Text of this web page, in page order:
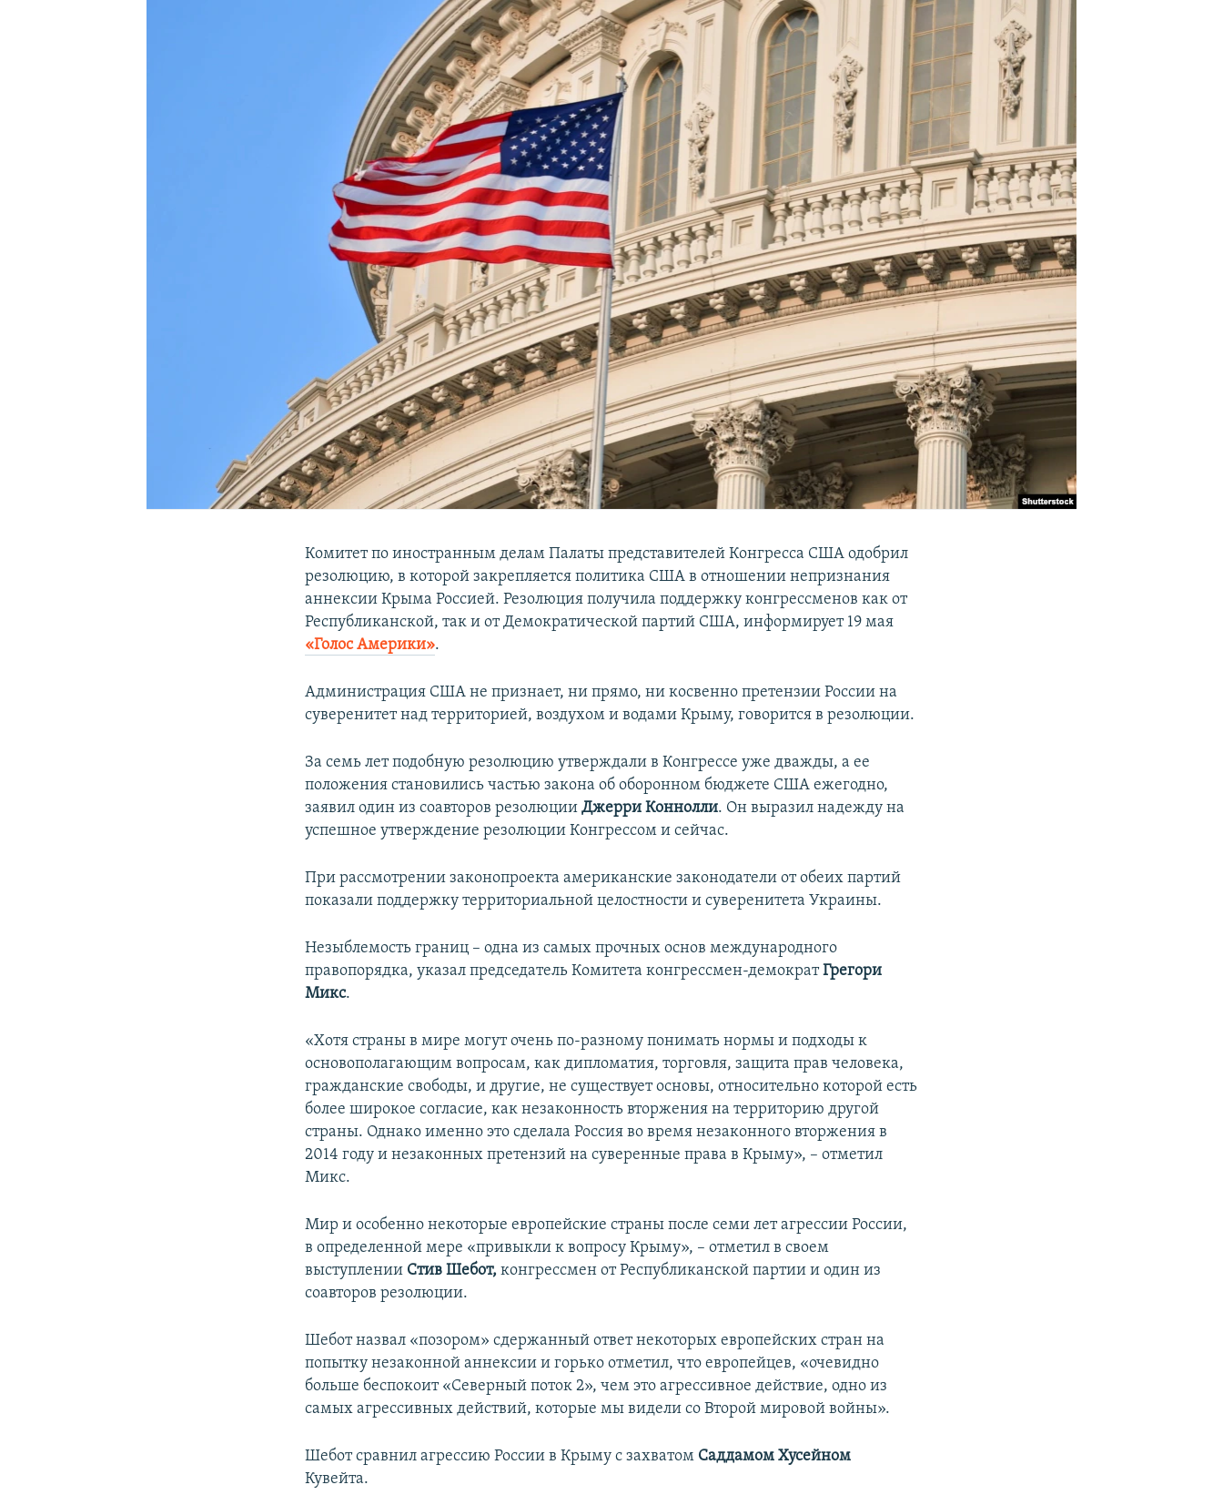
Комитет по иностранным делам Палаты представителей Конгресса США одобрил
резолюцию, в которой закрепляется политика США в отношении непризнания
аннексии Крыма Россией. Резолюция получила поддержку конгрессменов как от
Республиканской, так и от Демократической партий США, информирует 19 мая
«Голос Америки».
Администрация США не признает, ни прямо, ни косвенно претензии России на
суверенитет над территорией, воздухом и водами Крыму, говорится в резолюции.
За семь лет подобную резолюцию утверждали в Конгрессе уже дважды, а ее
положения становились частью закона об оборонном бюджете США ежегодно,
заявил один из соавторов резолюцииДжерри Коннолли. Он выразил надежду на
успешное утверждение резолюции Конгрессом и сейчас.
При рассмотрении законопроекта американские законодатели от обеих партий
показали поддержку территориальной целостности и суверенитета Украины.
Незыблемость границ – одна из самых прочных основ международного
правопорядка, указал председатель Комитета конгрессмен-демократГрегори
Микс.
«Хотя страны в мире могут очень по-разному понимать нормы и подходы к
основополагающим вопросам, как дипломатия, торговля, защита прав человека,
гражданские свободы, и другие, не существует основы, относительно которой есть
более широкое согласие, как незаконность вторжения на территорию другой
страны. Однако именно это сделала Россия во время незаконного вторжения в
2014 году и незаконных претензий на суверенные права в Крыму», – отметил
Микс.
Мир и особенно некоторые европейские страны после семи лет агрессии России,
в определенной мере «привыкли к вопросу Крыму», – отметил в своем
выступлении Стив Шебот, конгрессмен от Республиканской партии и один из
соавторов резолюции.
Шебот назвал «позором» сдержанный ответ некоторых европейских стран на
попытку незаконной аннексии и горько отметил, что европейцев, «очевидно
больше беспокоит «Северный поток 2», чем это агрессивное действие, одно из
самых агрессивных действий, которые мы видели со Второй мировой войны».
Шебот сравнил агрессию России в Крыму с захватом Саддамом Хусейном
Кувейта.